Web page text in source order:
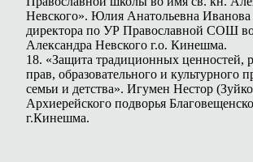
Невского». Юлия Анатольевна Иванова
директора по УР Православной СОШ
Александра Невского г.о. Кинешма.
18. «Защита традиционных ценностей,
прав, образовательного и культурного
семьи и детства». Игумен Нестор
Архиерейского подворья
г.Кинешма.